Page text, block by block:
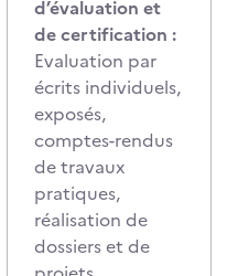
d’évaluation et
de certification :
Evaluation par
écrits individuels,
exposés,
comptes-rendus
de travaux
pratiques,
réalisation de
dossiers et de